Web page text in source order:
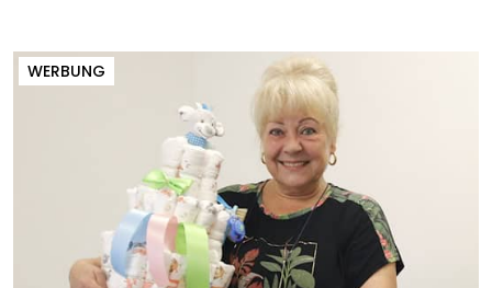
WERBUNG